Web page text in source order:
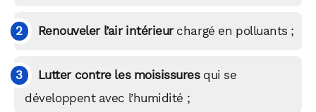
Renouveler l’air intérieurchargé en polluants ;
Lutter contre les moisissuresqui se
développent avec l’humidité ;